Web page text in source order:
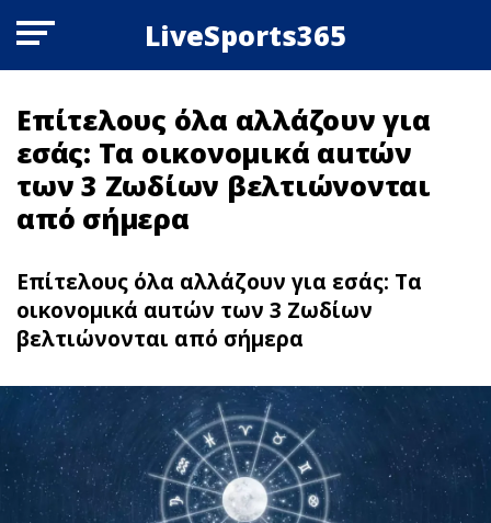
LiveSports365
Επίτελους όλα αλλάζουν για
εσάς: Τα οικονομικά αuτών
των 3 Zωδίων βελτιώνονται
από σήμερα
Επίτελους όλα αλλάζουν για εσάς: Τα
οικονομικά αuτών των 3 Zωδίων
βελτιώνονται από σήμερα